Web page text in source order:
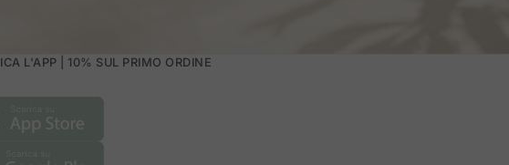
L'APP | 10% SUL PRIMO ORDINE